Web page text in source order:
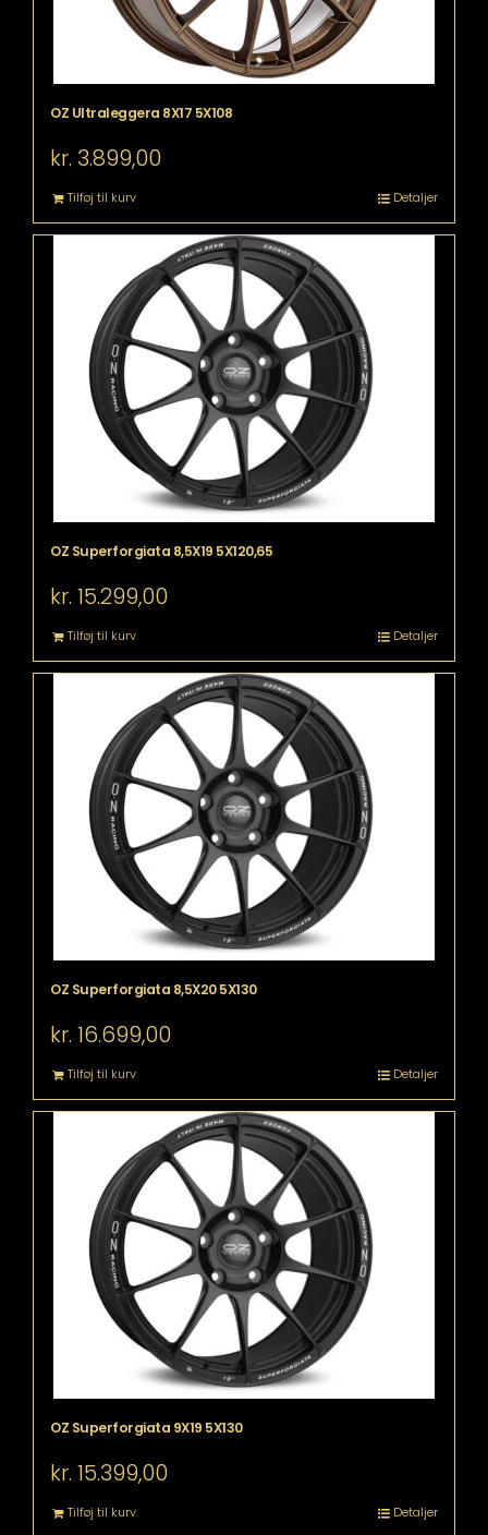
OZ Ultraleggera 8X17 5X108
kr. 3.899,00
Tilføj til kurv Detaljer
OZ Superforgiata 8,5X19 5X120,65
kr. 15.299,00
Tilføj til kurv Detaljer
OZ Superforgiata 8,5X20 5X130
kr. 16.699,00
Tilføj til kurv Detaljer
OZ Superforgiata 9X19 5X130
kr. 15.399,00
Tilføj til kurv Detaljer